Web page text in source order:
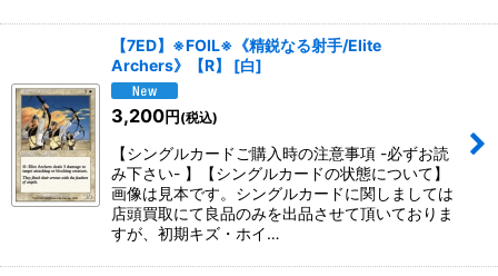
【7ED】※FOIL※《精鋭なる射手/Elite
Archers》【R】
[白]
3,200円 (税込)
【シングルカードご購入時の注意事項 -必ずお読
み下さい- 】【シングルカードの状態について】
画像は見本です。シングルカードに関しましては
店頭買取にて良品のみを出品させて頂いておりま
すが、初期キズ・ホイ…